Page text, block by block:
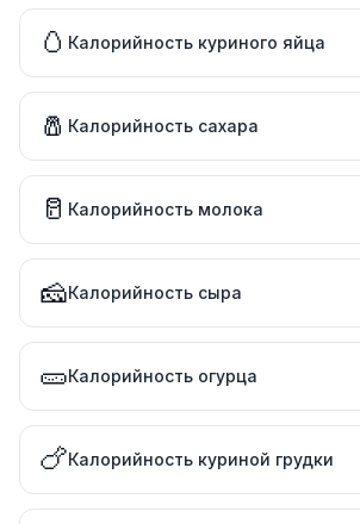
🥚 Калорийность куриного яйца
🧂 Калорийность сахара
🥛 Калорийность молока
🧀Калорийность сыра
🥒Калорийность огурца
🍗Калорийность куриной грудки